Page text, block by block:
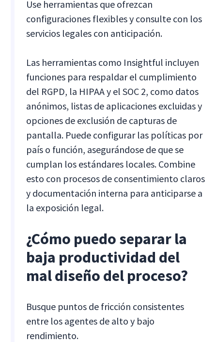
Use herramientas que ofrezcan
configuraciones flexibles y consulte con los
servicios legales con anticipación.
Las herramientas como Insightful incluyen
funciones para respaldar el cumplimiento
del RGPD, la HIPAA y el SOC 2, como datos
anónimos, listas de aplicaciones excluidas y
opciones de exclusión de capturas de
pantalla. Puede configurar las políticas por
país o función, asegurándose de que se
cumplan los estándares locales. Combine
esto con procesos de consentimiento claros
y documentación interna para anticiparse a
la exposición legal.
¿Cómo puedo separar la
baja productividad del
mal diseño del proceso?
Busque puntos de fricción consistentes
entre los agentes de alto y bajo
rendimiento.